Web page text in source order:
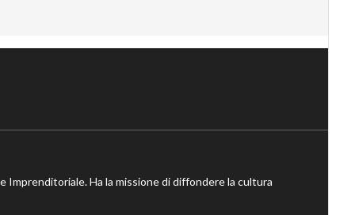
Imprenditoriale. Ha la missione di diffondere la cultura